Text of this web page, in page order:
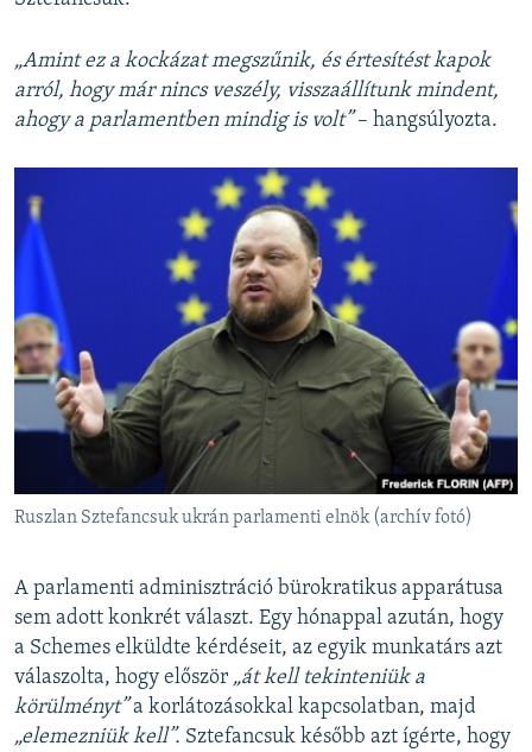
„Amint ez a kockázat megszűnik, és értesítést kapok
arról, hogy már nincs veszély, visszaállítunk mindent,
ahogy a parlamentben mindig is volt”– hangsúlyozta.
Ruszlan Sztefancsuk ukrán parlamenti elnök (archív fotó)
A parlamenti adminisztráció bürokratikus apparátusa
sem adott konkrét választ. Egy hónappal azután, hogy
a Schemes elküldte kérdéseit, az egyik munkatárs azt
válaszolta, hogy először „át kell tekinteniük a
körülményt”a korlátozásokkal kapcsolatban, majd
„elemezniük kell”. Sztefancsuk később azt ígérte, hogy